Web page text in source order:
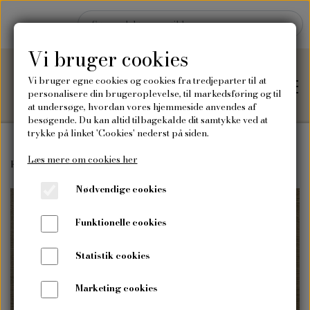
Hjem
Blog
Om mig
Forside Tilbehør 5 Frøposer, transparent, XL.
Vi bruger cookies
Vi bruger egne cookies og cookies fra tredjeparter til at
personalisere din brugeroplevelse, til markedsføring og til
at undersøge, hvordan vores hjemmeside anvendes af
besøgende. Du kan altid tilbagekalde dit samtykke ved at
trykke på linket 'Cookies' nederst på siden.
Læs mere om cookies her
Nødvendige cookies
Funktionelle cookies
Statistik cookies
Marketing cookies